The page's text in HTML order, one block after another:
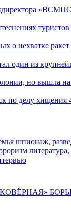
о нехватке
один из
но вышла на
по делу хищения
шпионаж,